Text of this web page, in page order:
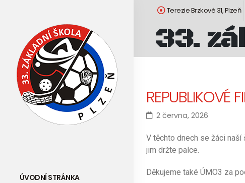
ÚVODNÍ STRÁNKA
Terezie Brzkové 31, Plzeň
33.
REPUBLIKOVÉ
2 června, 2026
V těchto dnech se žáci naší
jim držte palce.
Děkujeme také ÚMO3 za